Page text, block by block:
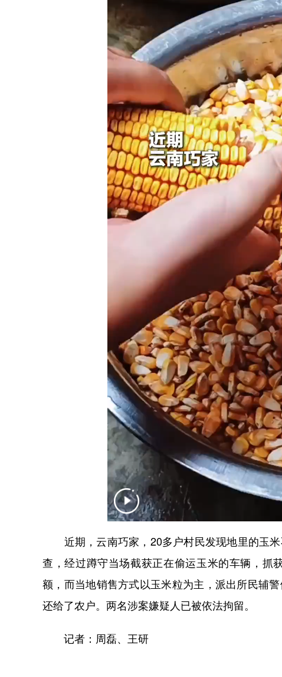
近期，云南巧家，20多户村民发现地里的玉米
查，经过蹲守当场截获正在偷运玉米的车辆，抓
额，而当地销售方式以玉米粒为主，派出所民辅
还给了农户。两名涉案嫌疑人已被依法拘留。
记者：周磊、王研